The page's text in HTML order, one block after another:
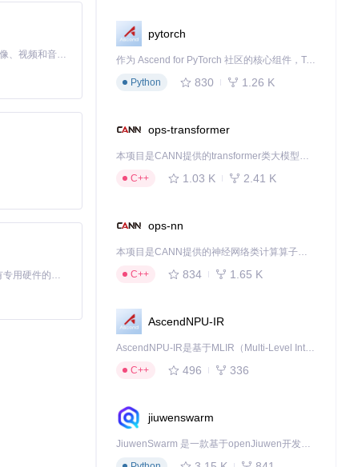
MiniMax H3 是一个通用的全模态生成系统。它支持对由文本、图像、视频和音频组成的多模态上下文进行统一理解，并能生成分辨率高达 2K、时长可达 15 秒的带原生立体声音频的视频。得益于面向任务泛化的系统设计，H3 在预训练阶段就已具备广泛的多模态上下文理解与生成能力，能够出色地执行复杂的多模态指令。
基于Python的Xiaozhi AI，适用于想要完整Xiaozhi体验而无需拥有专用硬件的用户。
pytorch
作为 Ascend for PyTorch 社区的核心组件，TorchNPU 是昇腾专为 PyTorch 打造的深度学习适配插件，使 PyTorch 框架能够直接调用昇腾 NPU，为开发者提供昇腾 AI 处理器的超强算力。
Python
830 1.26 K
ops-transformer
本项目是CANN提供的transformer类大模型算子库，实现网络在NPU上加速计算。
C++
1.03 K 2.41 K
ops-nn
本项目是CANN提供的神经网络类计算算子库，实现网络在NPU上加速计算。
C++
834 1.65 K
AscendNPU-IR
AscendNPU-IR是基于MLIR（Multi-Level Intermediate Representation）构建的，面向昇腾亲和算子编译时使用的中间表示，提供昇腾完备表达能力，通过编译优化提升昇腾AI处理器计算效率，支持通过生态框架使能昇腾AI处理器与深度调优
C++
496 336
jiuwenswarm
JiuwenSwarm 是一款基于openJiuwen开发的智能AI Agent，它能够将大语言模型的强大能力，通过你日常使用的各类通讯应用，直接延伸至你的指尖。